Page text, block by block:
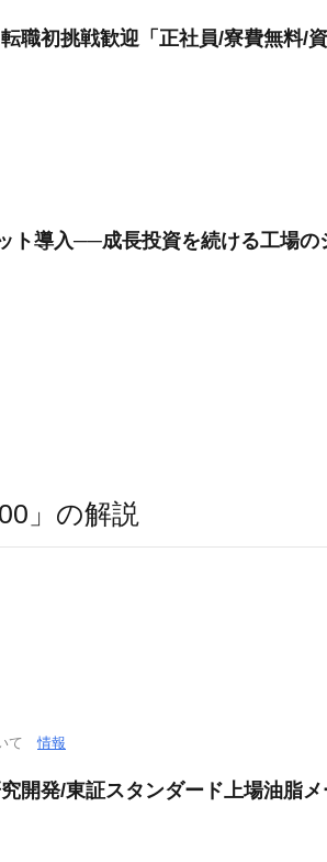
職初挑戦歓迎「正社員/寮費無料/
ト導入──成長投資を続ける工場の
」の解説
いて情報
開発/東証スタンダード上場油脂